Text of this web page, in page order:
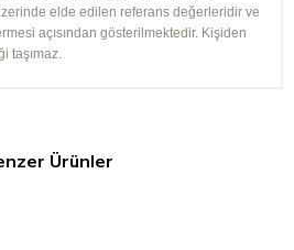
elde edilen referans değerleridir ve
açısından gösterilmektedir. Kişiden
taşımaz.
Ürünler